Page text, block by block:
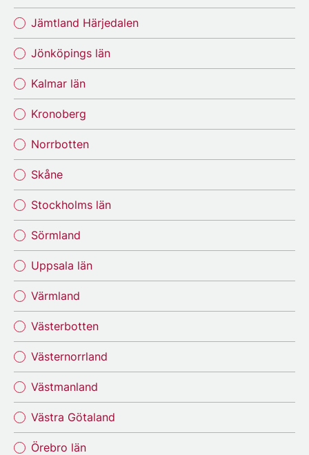
Jämtland Härjedalen
Jönköpings län
Kalmar län
Kronoberg
Norrbotten
Skåne
Stockholms län
Sörmland
Uppsala län
Värmland
Västerbotten
Västernorrland
Västmanland
Västra Götaland
Örebro län